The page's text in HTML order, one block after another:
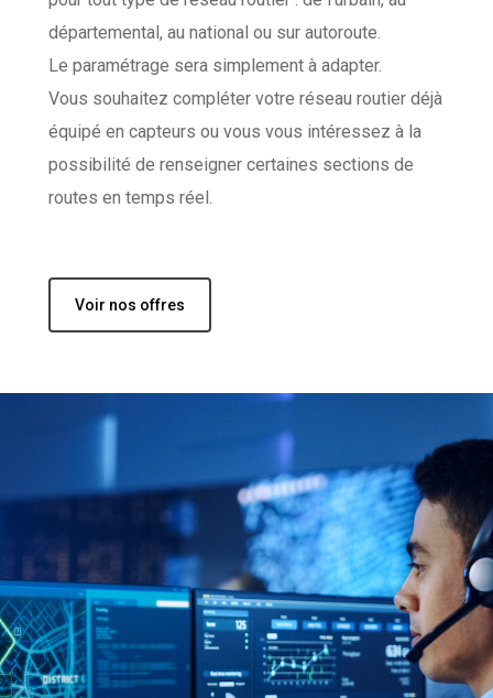
départemental, au national ou sur autoroute.
Le paramétrage sera simplement à adapter.
Vous souhaitez compléter votre réseau routier déjà
équipé en capteurs ou vous vous intéressez à la
possibilité de renseigner certaines sections de
routes en temps réel.
Voir nos offres